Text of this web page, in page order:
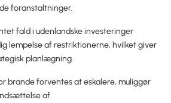
foranstaltninger.
fald i udenlandske investeringer
lempelse af restriktionerne, hvilket giver
planlægning.
brande forventes at eskalere, muliggør
af